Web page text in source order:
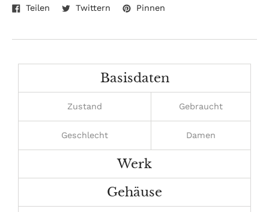
Produkt
zum
Teilen
Facebook
Twittern
Twitter
Pinnen
Basisdaten
Zustand Gebraucht
Geschlecht Damen
Werk
Gehäuse